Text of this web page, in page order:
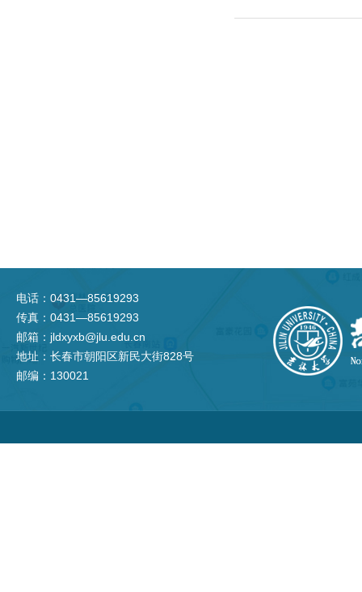
电话：0431—85619293
传真：0431—85619293
邮箱：jldxyxb@jlu.edu.cn
地址：长春市朝阳区新民大街828号
邮编：130021